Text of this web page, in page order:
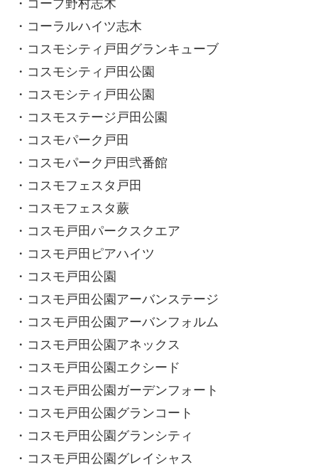
・コープ野村志木
・コーラルハイツ志木
・コスモシティ戸田グランキューブ
・コスモシティ戸田公園
・コスモシティ戸田公園
・コスモステージ戸田公園
・コスモパーク戸田
・コスモパーク戸田弐番館
・コスモフェスタ戸田
・コスモフェスタ蕨
・コスモ戸田パークスクエア
・コスモ戸田ピアハイツ
・コスモ戸田公園
・コスモ戸田公園アーバンステージ
・コスモ戸田公園アーバンフォルム
・コスモ戸田公園アネックス
・コスモ戸田公園エクシード
・コスモ戸田公園ガーデンフォート
・コスモ戸田公園グランコート
・コスモ戸田公園グランシティ
・コスモ戸田公園グレイシャス